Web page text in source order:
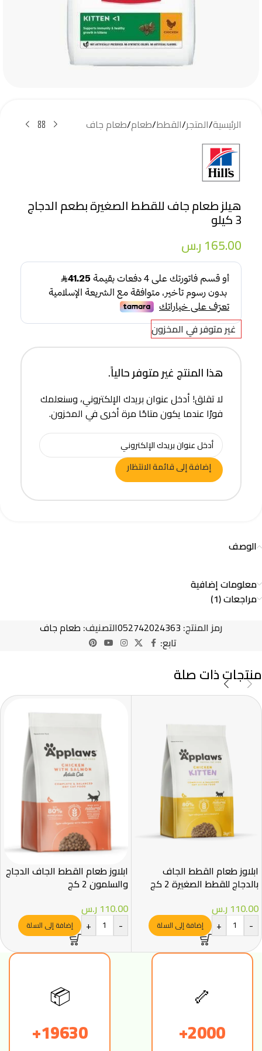
الرئيسية/المتجر/القطط/طعام/طعام جاف
هيلز طعام جاف للقطط الصغيرة بطعم الدجاج
3 كيلو
165.00 ر.س
غير متوفر في المخزون
هذا المنتج غير متوفر حالياً.
لا تقلق! أدخل عنوان بريدك الإلكتروني، وسنعلمك
فورًا عندما يكون متاحًا مرة أخرى في المخزون.
إضافة إلى قائمة الانتظار
الوصف
معلومات إضافية
مراجعات (1)
رمز المنتج: 052742024363التصنيف: طعام جاف
تابع:
منتجات ذات صلة
ابلاوز طعام القطط الجاف
بالدجاج للقطط الصغيرة 2 كج
110.00 ر.س
-
+ إضافة إلى السلة
ابلاوز طعام القطط الجاف الدجاج
والسلمون 2 كج
110.00 ر.س
-
+ إضافة إلى السلة
🦴
2000+
📦
19630+